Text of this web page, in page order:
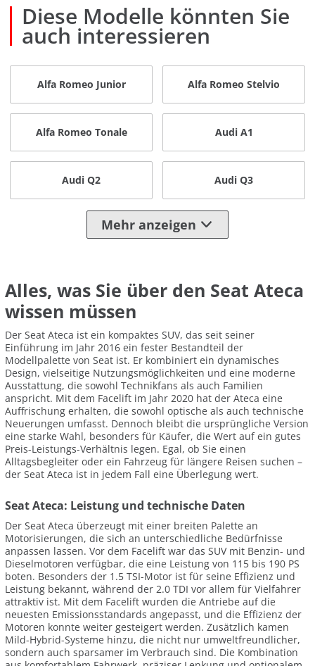
Diese Modelle könnten Sie
auch interessieren
Alfa Romeo Junior Alfa Romeo Stelvio
Alfa Romeo Tonale Audi A1
Audi Q2 Audi Q3
Mehr anzeigen
Alles, was Sie über den Seat Ateca
wissen müssen
Der Seat Ateca ist ein kompaktes SUV, das seit seiner
Einführung im Jahr 2016 ein fester Bestandteil der
Modellpalette von Seat ist. Er kombiniert ein dynamisches
Design, vielseitige Nutzungsmöglichkeiten und eine moderne
Ausstattung, die sowohl Technikfans als auch Familien
anspricht. Mit dem Facelift im Jahr 2020 hat der Ateca eine
Auffrischung erhalten, die sowohl optische als auch technische
Neuerungen umfasst. Dennoch bleibt die ursprüngliche Version
eine starke Wahl, besonders für Käufer, die Wert auf ein gutes
Preis-Leistungs-Verhältnis legen. Egal, ob Sie einen
Alltagsbegleiter oder ein Fahrzeug für längere Reisen suchen –
der Seat Ateca ist in jedem Fall eine Überlegung wert.
Seat Ateca: Leistung und technische Daten
Der Seat Ateca überzeugt mit einer breiten Palette an
Motorisierungen, die sich an unterschiedliche Bedürfnisse
anpassen lassen. Vor dem Facelift war das SUV mit Benzin- und
Dieselmotoren verfügbar, die eine Leistung von 115 bis 190 PS
boten. Besonders der 1.5 TSI-Motor ist für seine Effizienz und
Leistung bekannt, während der 2.0 TDI vor allem für Vielfahrer
attraktiv ist. Mit dem Facelift wurden die Antriebe auf die
neuesten Emissionsstandards angepasst, und die Effizienz der
Motoren konnte weiter gesteigert werden. Zusätzlich kamen
Mild-Hybrid-Systeme hinzu, die nicht nur umweltfreundlicher,
sondern auch sparsamer im Verbrauch sind. Die Kombination